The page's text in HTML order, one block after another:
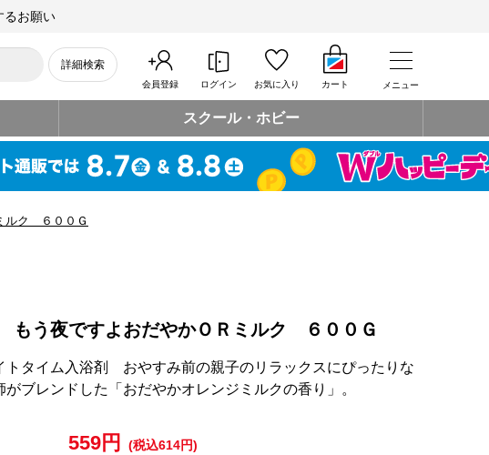
るお願い
詳細検索
会員登録 ログイン お気に入り カート メニュー
スクール・ホビー
ルク ６００Ｇ
う夜ですよおだやかＯＲミルク ６００Ｇ
トタイム入浴剤 おやすみ前の親子のリラックスにぴったりな
がブレンドした「おだやかオレンジミルクの香り」。
559円 (税込614円)